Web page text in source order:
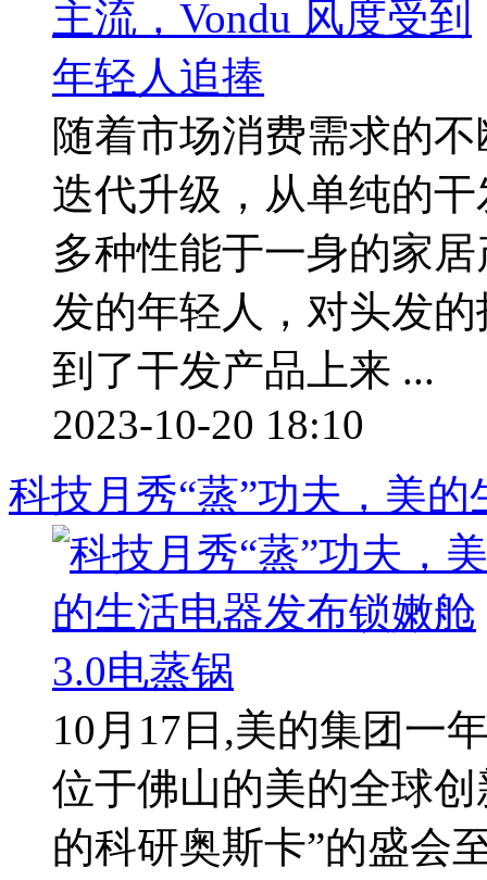
随着市场消费需求的
迭代升级，从单纯的
多种性能于一身的家
发的年轻人，对头发
到了干发产品上来 ...
2023-10-20 18:10
科技月秀“蒸”功夫，美
10月17日,美的集团
位于佛山的美的全球
的科研奥斯卡”的盛会